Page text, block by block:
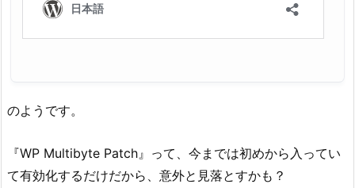
のようです。
『WP Multibyte Patch』って、今までは初めから入ってい
て有効化するだけだから、意外と見落とすかも？